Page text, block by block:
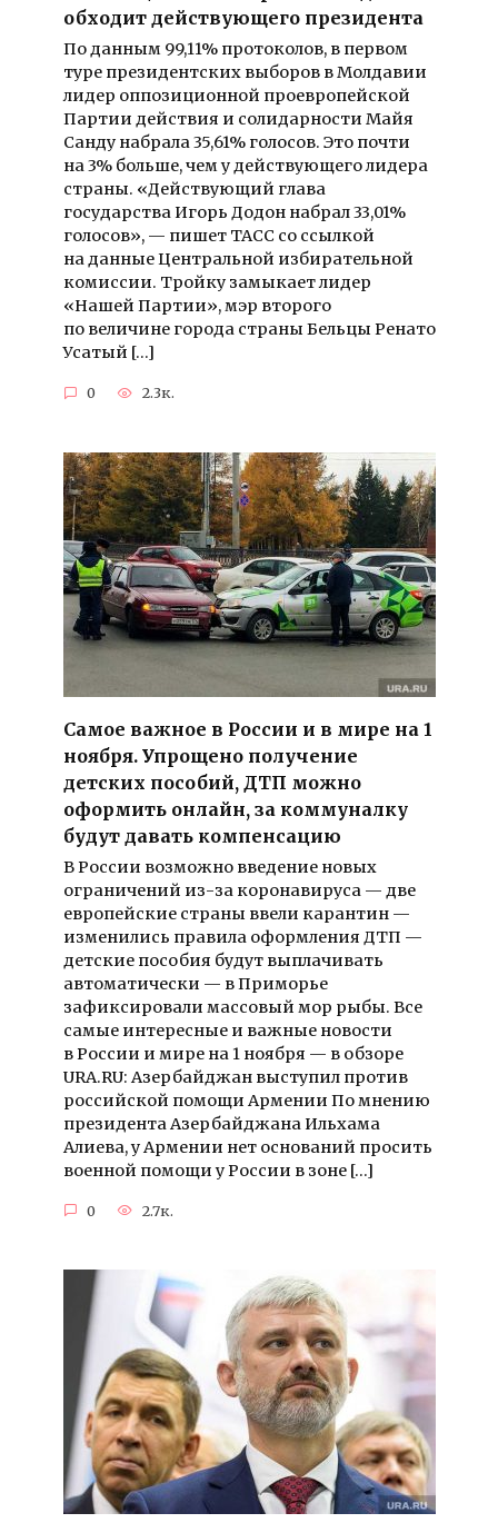
обходит действующего президента
По данным 99,11% протоколов, в первом
туре президентских выборов в Молдавии
лидер оппозиционной проевропейской
Партии действия и солидарности Майя
Санду набрала 35,61% голосов. Это почти
на 3% больше, чем у действующего лидера
страны. «Действующий глава
государства Игорь Додон набрал 33,01%
голосов», — пишет ТАСС со ссылкой
на данные Центральной избирательной
комиссии. Тройку замыкает лидер
«Нашей Партии», мэр второго
по величине города страны Бельцы Ренато
Усатый […]
0 2.3к.
Самое важное в России и в мире на 1
ноября. Упрощено получение
детских пособий, ДТП можно
оформить онлайн, за коммуналку
будут давать компенсацию
В России возможно введение новых
ограничений из-за коронавируса — две
европейские страны ввели карантин —
изменились правила оформления ДТП —
детские пособия будут выплачивать
автоматически — в Приморье
зафиксировали массовый мор рыбы. Все
самые интересные и важные новости
в России и мире на 1 ноября — в обзоре
URA.RU: Азербайджан выступил против
российской помощи Армении По мнению
президента Азербайджана Ильхама
Алиева, у Армении нет оснований просить
военной помощи у России в зоне […]
0 2.7к.